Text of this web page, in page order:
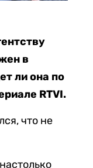
в
ли она по
RTVI.
что не